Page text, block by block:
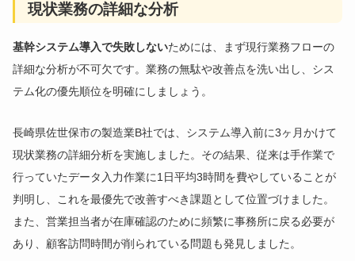
現状業務の詳細な分析
基幹システム導入で失敗しないためには、まず現行業務フローの
詳細な分析が不可欠です。業務の無駄や改善点を洗い出し、シス
テム化の優先順位を明確にしましょう。
長崎県佐世保市の製造業B社では、システム導入前に3ヶ月かけて
現状業務の詳細分析を実施しました。その結果、従来は手作業で
行っていたデータ入力作業に1日平均3時間を費やしていることが
判明し、これを最優先で改善すべき課題として位置づけました。
また、営業担当者が在庫確認のために頻繁に事務所に戻る必要が
あり、顧客訪問時間が削られている問題も発見しました。